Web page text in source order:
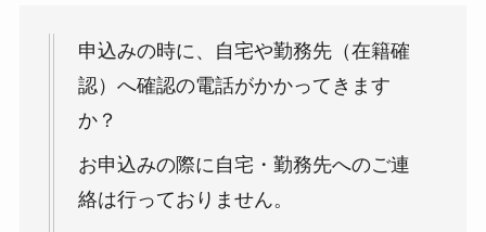
申込みの時に、自宅や勤務先（在籍確
認）へ確認の電話がかかってきます
か？
お申込みの際に自宅・勤務先へのご連
絡は行っておりません。